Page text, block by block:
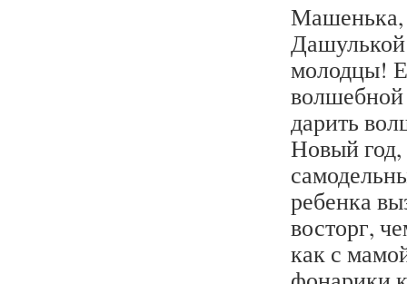
Машенька,
молодцы!
волшебной
дарить
Новый год,
ребенка
восторг,
как с